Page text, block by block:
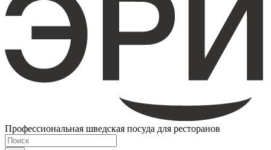
Профессиональная шведская посуда для ресторанов